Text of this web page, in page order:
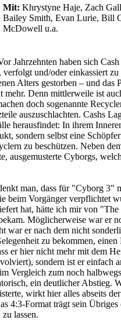
Mit: Khrystyne Haje, Zach
Bailey Smith, Evan Lurie, Bill
McDowell u.a.
Jahrzehnten haben sich
verfolgt und/oder einkassiert
Alters gestorben – und das
mehr. Denn mittlerweile ist
doch sogenannte
auszuschlachten. Cashs
herausfindet: In ihrem
sondern selbst eine
zu beschützen. Neben
ausgemusterte Cyborgs,
man, dass für "Cyborg 3"
beim Vorgänger verpflichtet
hat, hätte ich mir von
Möglicherweise war er
war er nach dem nicht
zu bekommen,
er hier nicht mehr mit dem
sondern ist er einfach
Vergleich zum noch
ein deutlicher Abstieg.
wirkt hier alles abseits
4:3-Format trägt sein
lassen.